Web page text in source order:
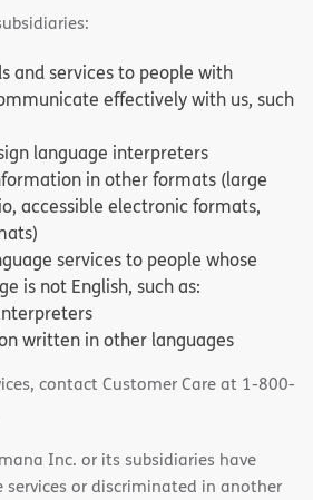
and services to people with
effectively with us, such
language interpreters
in other formats (large
accessible electronic formats,
services to people whose
is not English, such as:
written in other languages
contact Customer Care at 1-800-
Inc. or its subsidiaries have
or discriminated in another